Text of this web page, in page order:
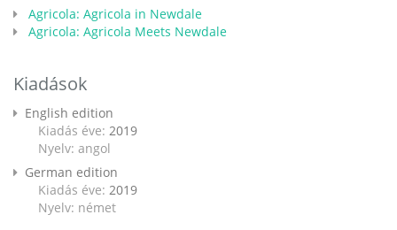
Agricola: Agricola in Newdale
Agricola: Agricola Meets Newdale
Kiadások
English edition
Kiadás éve: 2019
Nyelv: angol
German edition
Kiadás éve: 2019
Nyelv: német